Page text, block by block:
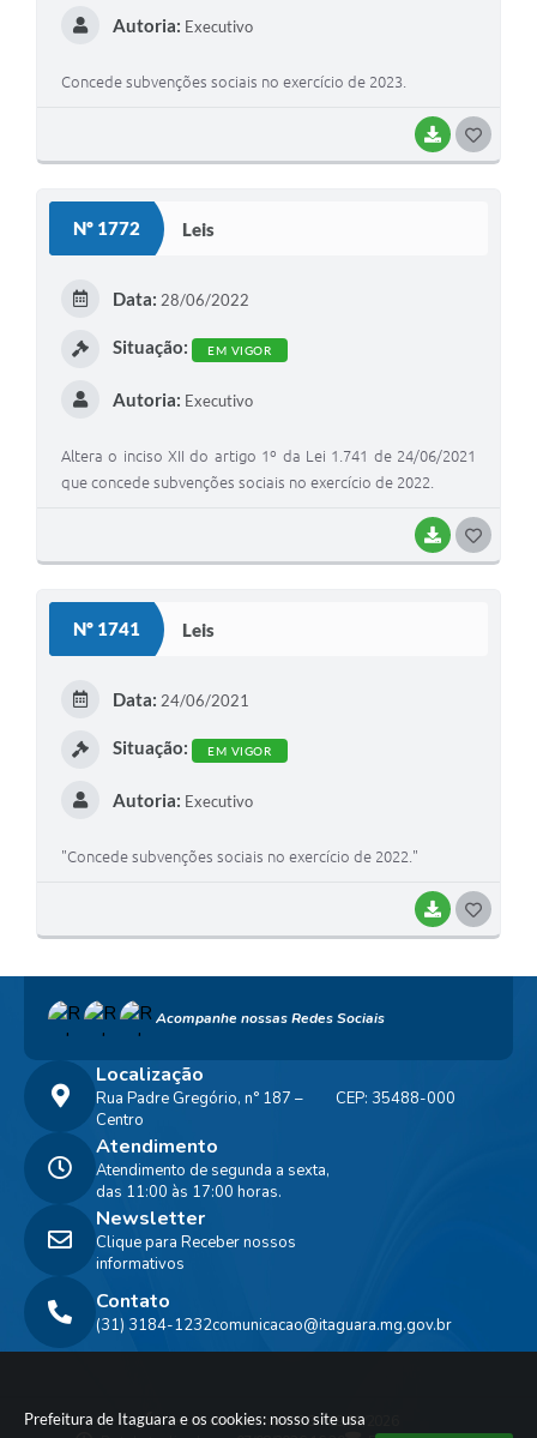
Prefeitura de Itaguara e os cookies: nosso site usa
BAIXAR
Autoria: Executivo
Concede subvenções sociais no exercício de 2023.
Nº 1772 Leis
BAIXAR
Data: 28/06/2022
Situação: EM VIGOR
Autoria: Executivo
Altera o inciso XII do artigo 1º da Lei 1.741 de 24/06/2021
que concede subvenções sociais no exercício de 2022.
Nº 1741 Leis
BAIXAR
Data: 24/06/2021
Situação: EM VIGOR
Autoria: Executivo
"Concede subvenções sociais no exercício de 2022."
Acompanhe nossas Redes Sociais
Localização
Rua Padre Gregório, n° 187 –
Centro
CEP: 35488-000
Contato
(31) 3184-1232comunicacao@itaguara.mg.gov.br
Atendimento
Atendimento de segunda a sexta,
das 11:00 às 17:00 horas.
Newsletter
Clique para Receber nossos
informativos
Versão do Sistema:3.5.3 - 19/06/2026